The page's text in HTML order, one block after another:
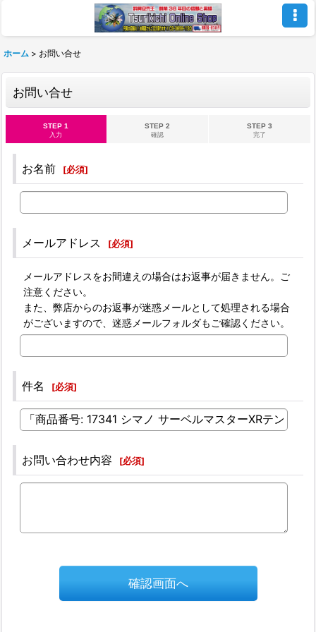
ホーム > お問い合せ
お問い合せ
STEP 1
入力
STEP 2
確認
STEP 3
完了
お名前 [必須]
メールアドレス [必須]
メールアドレスをお間違えの場合はお返事が届きません。ご
注意ください。
また、弊店からのお返事が迷惑メールとして処理される場合
がございますので、迷惑メールフォルダもご確認ください。
件名 [必須]
お問い合わせ内容 [必須]
確認画面へ